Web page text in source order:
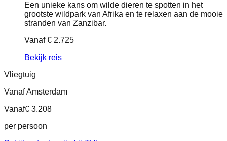
Een unieke kans om wilde dieren te spotten in het
grootste wildpark van Afrika en te relaxen aan de mooie
stranden van Zanzibar.
Vanaf€ 2.725
Bekijk reis
Vliegtuig
Vanaf Amsterdam
Vanaf€ 3.208
per persoon